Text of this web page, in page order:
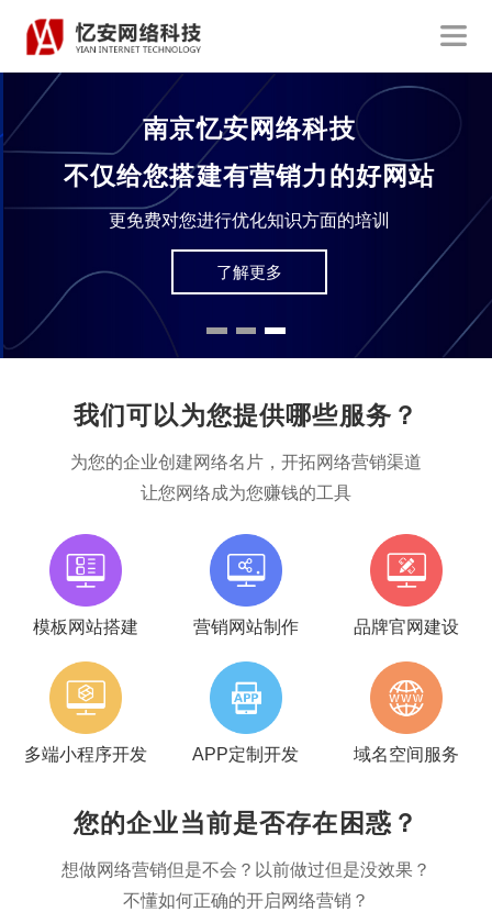
南京忆安网络科技
不仅给您搭建有营销力的好网站
更免费对您进行优化知识方面的培训
了解更多
我们可以为您提供哪些服务？
为您的企业创建网络名片，开拓网络营销渠道
让您网络成为您赚钱的工具
模板网站搭建 营销网站制作 品牌官网建设
多端小程序开发 APP定制开发 域名空间服务
您的企业当前是否存在困惑？
想做网络营销但是不会？以前做过但是没效果？
不懂如何正确的开启网络营销？